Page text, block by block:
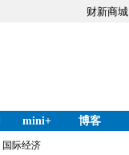
财新商城
mini+ 博客
国际经济